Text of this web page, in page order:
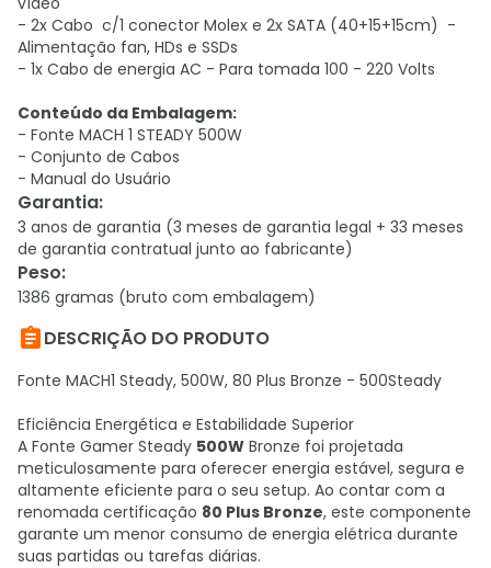
- 2x Cabo c/1 conector Molex e 2x SATA (40+15+15cm) -
Alimentação fan, HDs e SSDs
- 1x Cabo de energia AC - Para tomada 100 - 220 Volts
Conteúdo da Embalagem:
- Fonte MACH 1 STEADY 500W
- Conjunto de Cabos
- Manual do Usuário
Garantia:
3 anos de garantia (3 meses de garantia legal + 33 meses
de garantia contratual junto ao fabricante)
Peso:
1386 gramas (bruto com embalagem)
DESCRIÇÃO DO PRODUTO
Fonte MACH1 Steady, 500W, 80 Plus Bronze - 500Steady
Eficiência Energética e Estabilidade Superior
A Fonte Gamer Steady 500W Bronze foi projetada
meticulosamente para oferecer energia estável, segura e
altamente eficiente para o seu setup. Ao contar com a
renomada certificação 80 Plus Bronze, este componente
garante um menor consumo de energia elétrica durante
suas partidas ou tarefas diárias.